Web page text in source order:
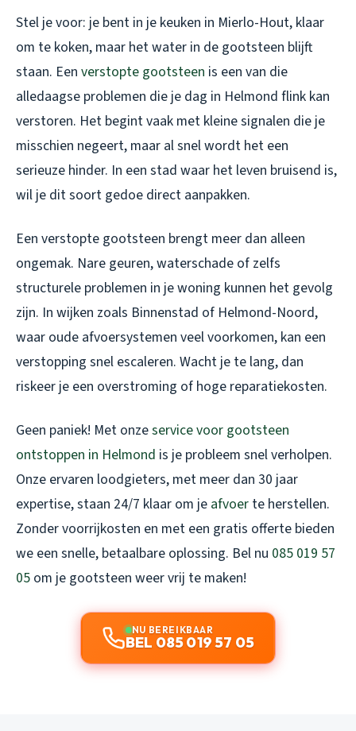
Stel je voor: je bent in je keuken in Mierlo-Hout, klaar
om te koken, maar het water in de gootsteen blijft
staan. Een verstopte gootsteen is een van die
alledaagse problemen die je dag in Helmond flink kan
verstoren. Het begint vaak met kleine signalen die je
misschien negeert, maar al snel wordt het een
serieuze hinder. In een stad waar het leven bruisend is,
wil je dit soort gedoe direct aanpakken.
Een verstopte gootsteen brengt meer dan alleen
ongemak. Nare geuren, waterschade of zelfs
structurele problemen in je woning kunnen het gevolg
zijn. In wijken zoals Binnenstad of Helmond-Noord,
waar oude afvoersystemen veel voorkomen, kan een
verstopping snel escaleren. Wacht je te lang, dan
riskeer je een overstroming of hoge reparatiekosten.
Geen paniek! Met onzeservice voor gootsteen
ontstoppen in Helmond is je probleem snel verholpen.
Onze ervaren loodgieters, met meer dan 30 jaar
expertise, staan 24/7 klaar om je afvoer te herstellen.
Zonder voorrijkosten en met een gratis offerte bieden
we een snelle, betaalbare oplossing. Bel nu 085 019 57
05 om je gootsteen weer vrij te maken!
NU BEREIKBAAR
BEL 085 019 57 05